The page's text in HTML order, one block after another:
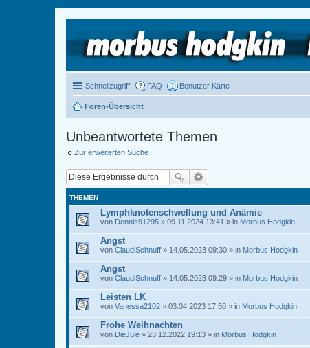
Schnellzugriff FAQ Benutzer Karte
Foren-Übersicht
Unbeantwortete Themen
Zur erweiterten Suche
THEMEN
Lymphknotenschwellung und Anämie
von Dennis91295 » 09.11.2024 13:41 » in Morbus Hodgkin
Angst
von ClaudiSchnuff » 14.05.2023 09:30 » in Morbus Hodgkin
Angst
von ClaudiSchnuff » 14.05.2023 09:29 » in Morbus Hodgkin
Leisten LK
von Vanessa2102 » 03.04.2023 17:50 » in Morbus Hodgkin
Frohe Weihnachten
von DieJule » 23.12.2022 19:13 » in Morbus Hodgkin